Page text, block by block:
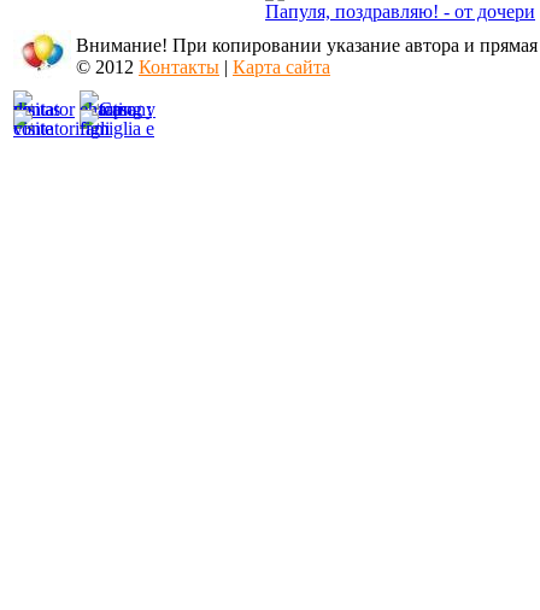
Папуля, поздравляю! - от дочери
Внимание! При копировании указание автора и
© 2012 Контакты | Карта сайта